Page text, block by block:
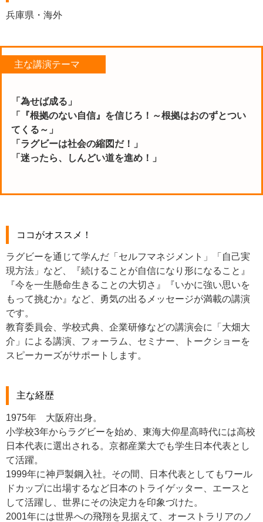
兵庫県・海外
主な講演テーマ
「為せば成る」
「『根拠のない自信』を信じろ！～根拠はおのずとつい
てくる～」
「ラグビーは社会の縮図だ！」
「迷ったら、しんどい道を進め！」
ココがオススメ！
ラグビーを通じて学んだ「セルフマネジメント」「自己実
現方法」など、『続けることが自信になり形になること』
『今を一生懸命生きることの大切さ』『いかに強い思いを
もって挑むか』など、勇気の出るメッセージが満載の講演
です。
教育委員会、学校式典、企業研修などの講演会に「大畑大
介」による講演、フォーラム、セミナー、トークショーを
スピーカーズがサポートします。
主な経歴
1975年 大阪府出身。
小学校3年からラグビーを始め、東海大仰星高時代には高校
日本代表に選出される。京都産業大でも学生日本代表とし
て活躍。
1999年に神戸製鋼入社。その間、日本代表としてもワール
ドカップに出場するなど日本のトライゲッター、エースと
して活躍し、世界にその決定力を印象づけた。
2001年には世界への飛翔を見据えて、オーストラリアのノ